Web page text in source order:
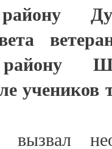
району
району
вызвал